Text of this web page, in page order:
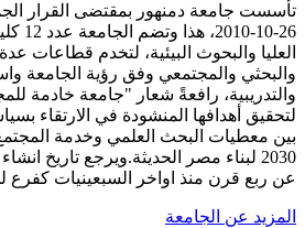
26-10-
العليا والبحوث البيئية، لتخدم قطاعات
والبحثي والمجتمعي وفق رؤية الجامعة
والتدريبية، رافعةً شعار "جامعة خادمة
لتحقيق أهدافها المنشودة في الارتقاء
بين معطيات البحث العلمي وخدمة
2030 لبناء مصر الحديثة.ويرجع تاريخ
عن ربع قرن منذ اواخر السبعينيات كفرع
المزيد عن الجامعة